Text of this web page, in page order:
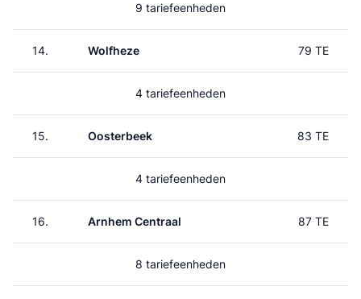
9 tariefeenheden
14. Wolfheze 79 TE
4 tariefeenheden
15. Oosterbeek 83 TE
4 tariefeenheden
16. Arnhem Centraal 87 TE
8 tariefeenheden